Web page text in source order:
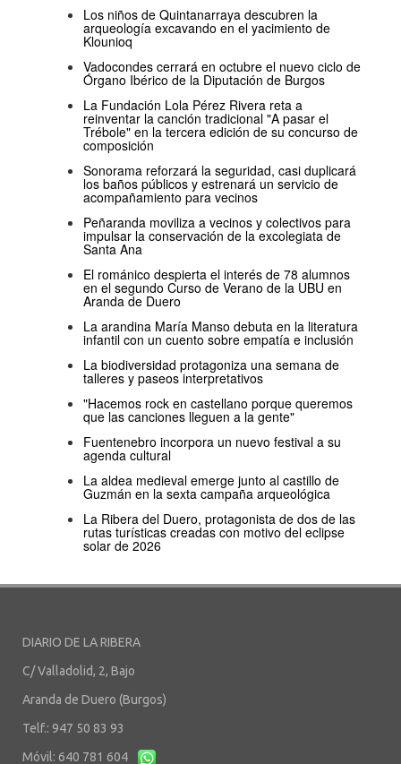
Los niños de Quintanarraya descubren la
arqueología excavando en el yacimiento de
Klounioq
Vadocondes cerrará en octubre el nuevo ciclo de
Órgano Ibérico de la Diputación de Burgos
La Fundación Lola Pérez Rivera reta a
reinventar la canción tradicional "A pasar el
Trébole" en la tercera edición de su concurso de
composición
Sonorama reforzará la seguridad, casi duplicará
los baños públicos y estrenará un servicio de
acompañamiento para vecinos
Peñaranda moviliza a vecinos y colectivos para
impulsar la conservación de la excolegiata de
Santa Ana
El románico despierta el interés de 78 alumnos
en el segundo Curso de Verano de la UBU en
Aranda de Duero
La arandina María Manso debuta en la literatura
infantil con un cuento sobre empatía e inclusión
La biodiversidad protagoniza una semana de
talleres y paseos interpretativos
"Hacemos rock en castellano porque queremos
que las canciones lleguen a la gente"
Fuentenebro incorpora un nuevo festival a su
agenda cultural
La aldea medieval emerge junto al castillo de
Guzmán en la sexta campaña arqueológica
La Ribera del Duero, protagonista de dos de las
rutas turísticas creadas con motivo del eclipse
solar de 2026
DIARIO DE LA RIBERA
C/ Valladolid, 2, Bajo
Aranda de Duero (Burgos)
Telf.: 947 50 83 93
Móvil: 640 781 604